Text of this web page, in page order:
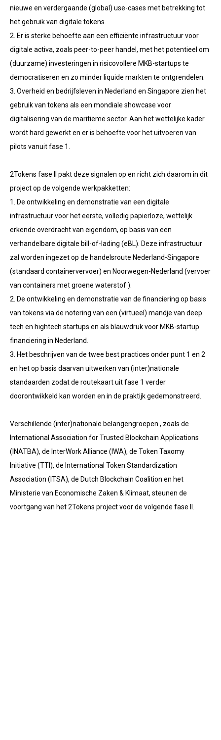
nieuwe en verdergaande (global) use-cases met betrekking tot
het gebruik van digitale tokens.
2. Er is sterke behoefte aan een efficiënte infrastructuur voor
digitale activa, zoals peer-to-peer handel, met het potentieel om
(duurzame) investeringen in risicovollere MKB-startups te
democratiseren en zo minder liquide markten te ontgrendelen.
3. Overheid en bedrijfsleven in Nederland en Singapore zien het
gebruik van tokens als een mondiale showcase voor
digitalisering van de maritieme sector. Aan het wettelijke kader
wordt hard gewerkt en er is behoefte voor het uitvoeren van
pilots vanuit fase 1.
2Tokens fase II pakt deze signalen op en richt zich daarom in dit
project op de volgende werkpakketten:
1. De ontwikkeling en demonstratie van een digitale
infrastructuur voor het eerste, volledig papierloze, wettelijk
erkende overdracht van eigendom, op basis van een
verhandelbare digitale bill-of-lading (eBL). Deze infrastructuur
zal worden ingezet op de handelsroute Nederland-Singapore
(standaard containervervoer) en Noorwegen-Nederland (vervoer
van containers met groene waterstof ).
2. De ontwikkeling en demonstratie van de financiering op basis
van tokens via de notering van een (virtueel) mandje van deep
tech en hightech startups en als blauwdruk voor MKB-startup
financiering in Nederland.
3. Het beschrijven van de twee best practices onder punt 1 en 2
en het op basis daarvan uitwerken van (inter)nationale
standaarden zodat de routekaart uit fase 1 verder
doorontwikkeld kan worden en in de praktijk gedemonstreerd.
Verschillende (inter)nationale belangengroepen , zoals de
International Association for Trusted Blockchain Applications
(INATBA), de InterWork Alliance (IWA), de Token Taxomy
Initiative (TTI), de International Token Standardization
Association (ITSA), de Dutch Blockchain Coalition en het
Ministerie van Economische Zaken & Klimaat, steunen de
voortgang van het 2Tokens project voor de volgende fase II.